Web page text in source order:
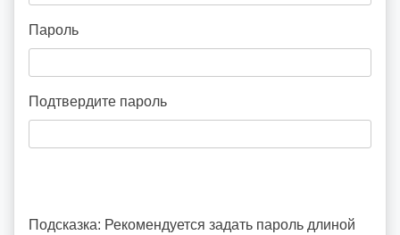
Пароль
Подтвердите пароль
Подсказка: Рекомендуется задать пароль длиной